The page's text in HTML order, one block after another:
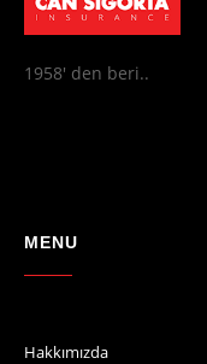
1958' den beri..
MENU
Hakkımızda